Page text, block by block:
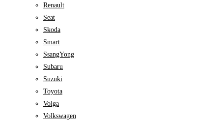
Renault
Seat
Skoda
Smart
SsangYong
Subaru
Suzuki
Toyota
Volga
Volkswagen